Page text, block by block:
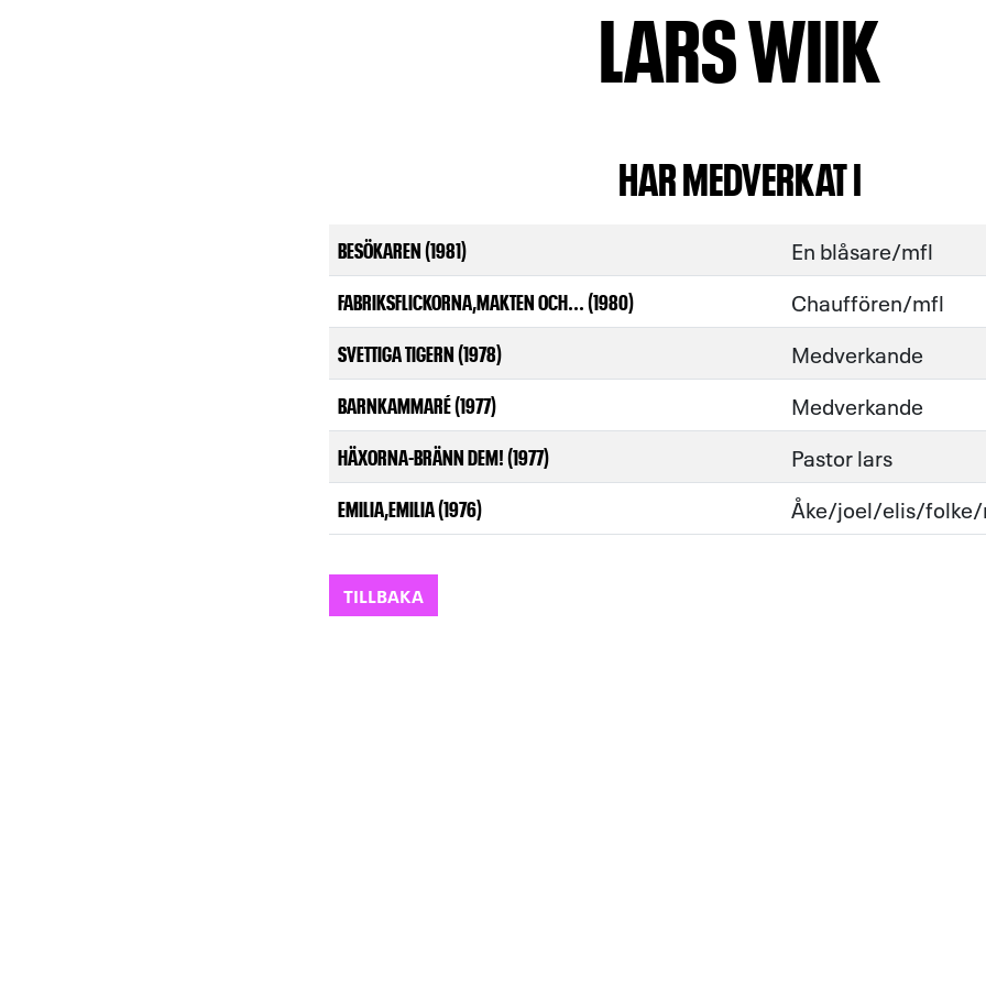
LARS WIIK
HAR MEDVERKAT I
BESÖKAREN (1981) En blåsare/mfl
FABRIKSFLICKORNA,MAKTEN OCH... (1980) Chauffören/mfl
SVETTIGA TIGERN (1978) Medverkande
BARNKAMMARÉ (1977) Medverkande
HÄXORNA-BRÄNN DEM! (1977) Pastor lars
EMILIA,EMILIA (1976) Åke/joel/elis/
TILLBAKA